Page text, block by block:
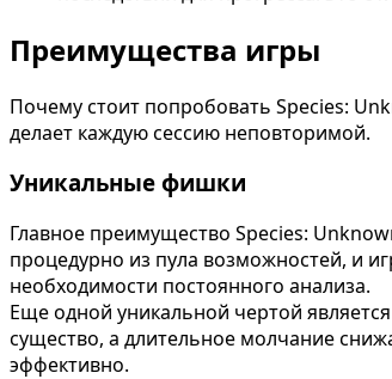
Преимущества игры
Почему стоит попробовать Species:
делает каждую сессию неповторимой.
Уникальные фишки
Главное преимущество Species:
процедурно из пула возможностей, и
необходимости постоянного анализа.
Еще одной уникальной чертой
существо, а длительное молчание
эффективно.